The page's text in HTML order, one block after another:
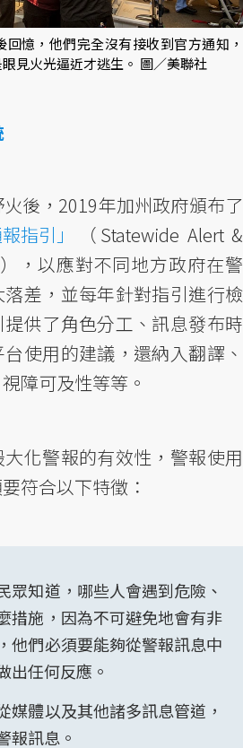
憶，他們完全沒有接收到官方通知，
見火光逼近才逃生。 圖／美聯社
後，2019年加州政府頒布了
指引」
（Statewide Alert &
，以應對不同地方政府在警
差，並每年針對指引進行檢
供了角色分工、訊息發布時
使用的建議，還納入翻譯、
障可及性等等。
化警報的有效性，警報使用
符合以下特徵：
眾知道，哪些人會遇到危險、
措施，因為不可避免地會有非
他們必須要能夠從警報訊息中
出任何反應。
媒體以及其他諸多訊息管道，
報訊息。